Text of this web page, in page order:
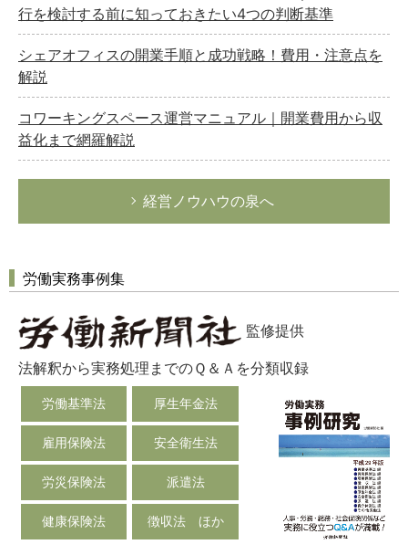
行を検討する前に知っておきたい4つの判断基準
シェアオフィスの開業手順と成功戦略！費用・注意点を
解説
コワーキングスペース運営マニュアル｜開業費用から収
益化まで網羅解説
経営ノウハウの泉へ
労働実務事例集
監修提供
法解釈から実務処理までのＱ＆Ａを分類収録
労働基準法 厚生年金法
雇用保険法 安全衛生法
労災保険法 派遣法
健康保険法 徴収法 ほか